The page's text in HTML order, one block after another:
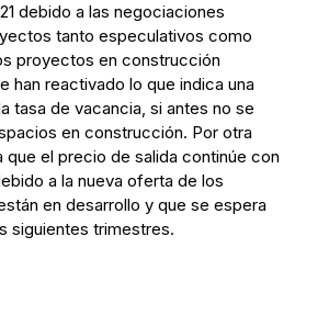
debido a las negociaciones
tanto especulativos como
proyectos en construcción
han reactivado lo que indica una
tasa de vacancia, si antes no se
en construcción. Por otra
que el precio de salida continúe con
a la nueva oferta de los
en desarrollo y que se espera
siguientes trimestres.